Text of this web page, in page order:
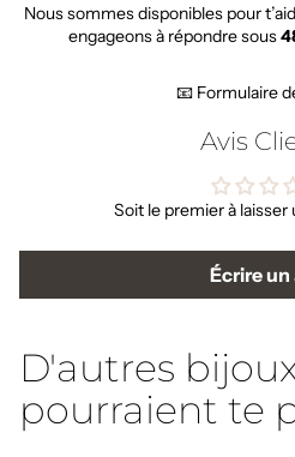
Nous sommes disponibles pour
engageons à répondre sous
📧 Formulaire
Avis
Soit le premier à
Écrire un
D'autres
pourraient te